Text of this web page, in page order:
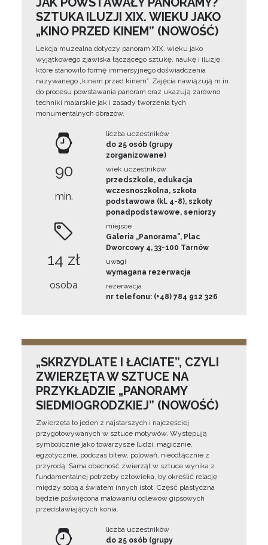
SZTUKA ILUZJI XIX. WIEKU JAKO
„KINO PRZED KINEM” (NOWOŚĆ)
Lekcja muzealna dotyczy panoram XIX. wieku jako
wyjątkowego zjawiska łączącego sztukę, naukę i iluzję,
które stanowiło formę immersyjnego doświadczenia
nazywanego „kinem przed kinem”. Zajęcia nawiązują m.in.
do procesu powstawania panoram oraz ukazują zarówno
techniki malarskie jak i zasady tworzenia tych
monumentalnych obrazów.
90
min.
14 zł
osoba
liczba uczestników
do 25 osób (grupy
zorganizowane)
wiek uczestników
przedszkole, edukacja
wczesnoszkolna, szkoła
podstawowa (kl. 4-8), szkoły
ponadpodstawowe, seniorzy
miejsce
Galeria „Panorama”, Plac
Dworcowy 4, 33-100 Tarnów
uwagi
wymagana rezerwacja
rezerwacja
nr telefonu: (+48) 784 912 326
„SKRZYDLATE I ŁACIATE”, CZYLI
ZWIERZĘTA W SZTUCE NA
PRZYKŁADZIE „PANORAMY
SIEDMIOGRODZKIEJ” (NOWOŚĆ)
Zwierzęta to jeden z najstarszych i najczęściej
przygotowywanych w sztuce motywów. Występują
symbolicznie jako towarzysze ludzi, magicznie,
egzotycznie, podczas bitew, polowań, nieodłącznie z
przyrodą. Sama obecność zwierząt w sztuce wynika z
fundamentalnej potrzeby człowieka, by określić relację
między sobą a światem innych istot. Część plastyczna
będzie poświęcona malowaniu odlewów gipsowych
przedstawiających konia.
liczba uczestników
do 25 osób (grupy